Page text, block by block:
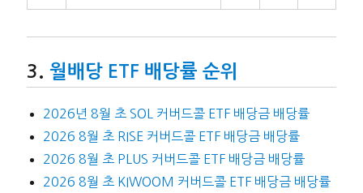
월배당 ETF 배당률 순위
2026년 8월 초 SOL 커버드콜 ETF 배당금 배당률
2026 8월 초 RISE 커버드콜 ETF 배당금 배당률
2026 8월 초 PLUS 커버드콜 ETF 배당금 배당률
2026 8월 초 KIWOOM 커버드콜 ETF 배당금 배당률